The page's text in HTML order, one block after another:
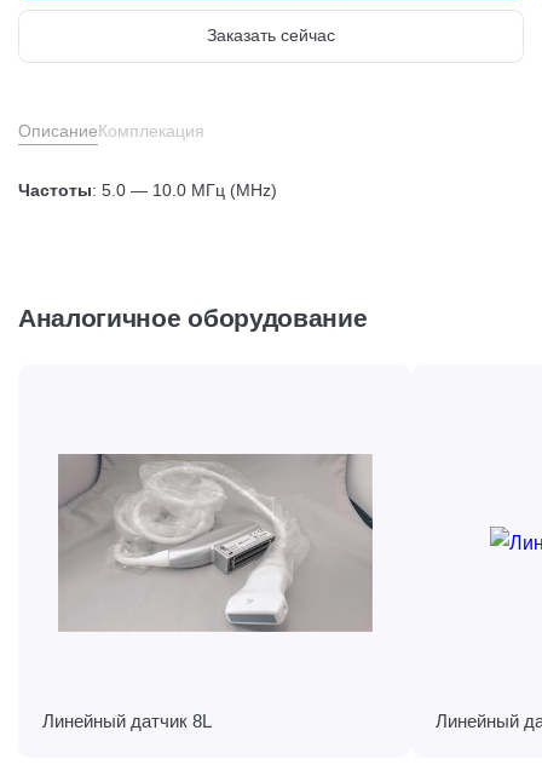
Заказать сейчас
ОписаниеКомплекация
Частоты: 5.0 — 10.0 МГц (MHz)
Аналогичное оборудование
Линейный датчик 8L Линейный